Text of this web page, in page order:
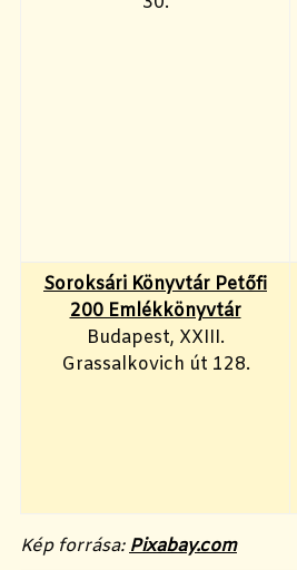
Soroksári Könyvtár Petőfi
200 Emlékkönyvtár
Budapest, XXIII.
Grassalkovich út 128.
Kép forrása:Pixabay.com